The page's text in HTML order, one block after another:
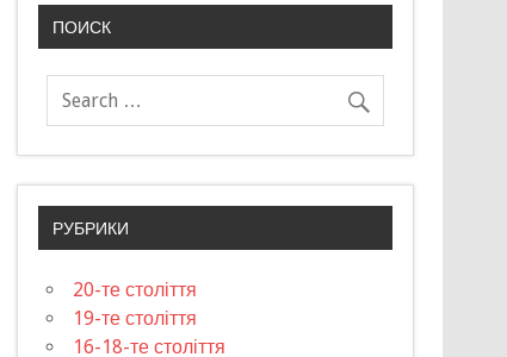
ПОИСК
РУБРИКИ
20-те століття
19-те століття
16-18-те століття